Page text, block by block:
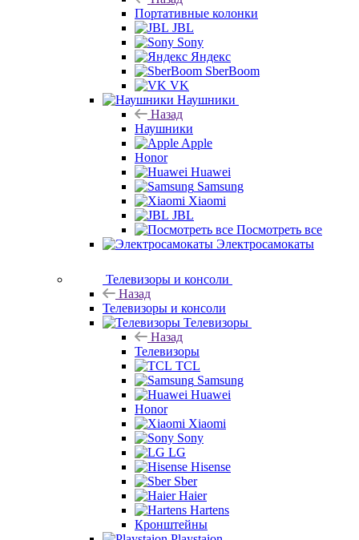
Портативные колонки
JBL
Sony
Яндекс
SberBoom
VK
Наушники
Назад
Наушники
Apple
Honor
Huawei
Samsung
Xiaomi
JBL
Посмотреть все
Электросамокаты
Телевизоры и консоли
Назад
Телевизоры и консоли
Телевизоры
Назад
Телевизоры
TCL
Samsung
Huawei
Honor
Xiaomi
Sony
LG
Hisense
Sber
Haier
Hartens
Кронштейны